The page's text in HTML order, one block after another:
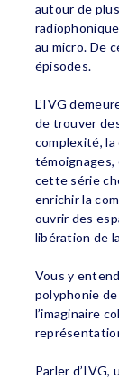
autour de
au micro. De
épisodes.
L’IVG
de trouver
complexité,
cette série
enrichir la
ouvrir des
libération de
Vous y
polyphonie
l’imaginaire
Parler d’IVG,